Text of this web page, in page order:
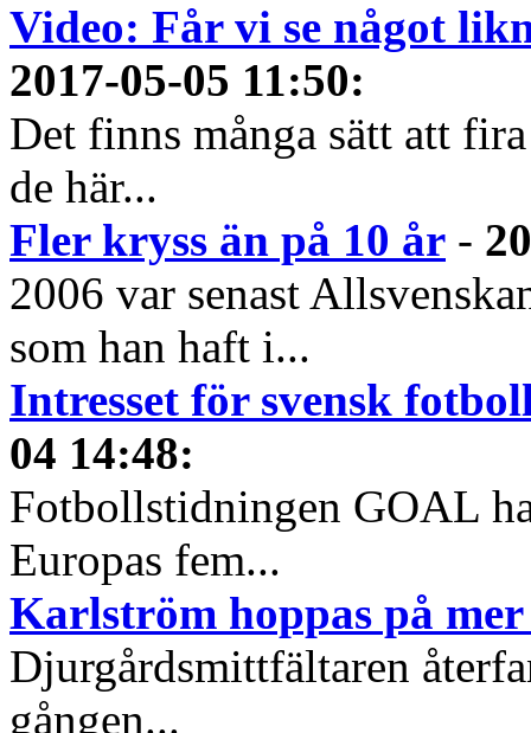
Video: Får vi se något
2017-05-05 11:50:
Det finns många sätt att
de här...
Fler kryss än på 10 år -
2006 var senast
som han haft i...
Intresset för svensk
04 14:48:
Fotbollstidningen GOAL
Europas fem...
Karlström hoppas på
Djurgårdsmittfältaren
gången...